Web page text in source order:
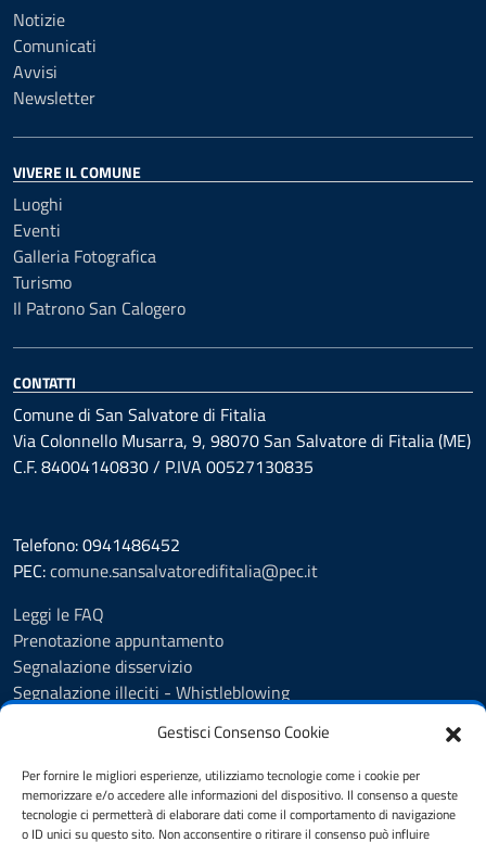
Gestisci Consenso Cookie
Per fornire le migliori esperienze, utilizziamo tecnologie come i cookie per
memorizzare e/o accedere alle informazioni del dispositivo. Il consenso a queste
tecnologie ci permetterà di elaborare dati come il comportamento di navigazione
o ID unici su questo sito. Non acconsentire o ritirare il consenso può influire
Notizie
Comunicati
Avvisi
Newsletter
VIVERE IL COMUNE
Luoghi
Eventi
Galleria Fotografica
Turismo
Il Patrono San Calogero
CONTATTI
Comune di San Salvatore di Fitalia
Via Colonnello Musarra, 9, 98070 San Salvatore di Fitalia (ME)
C.F. 84004140830 / P.IVA 00527130835
Telefono: 0941486452
PEC:comune.sansalvatoredifitalia@pec.it
Leggi le FAQ
Prenotazione appuntamento
Segnalazione disservizio
Segnalazione illeciti - Whistleblowing
Informativa privacy
Cookie policy
Dichiarazione di accessibilità